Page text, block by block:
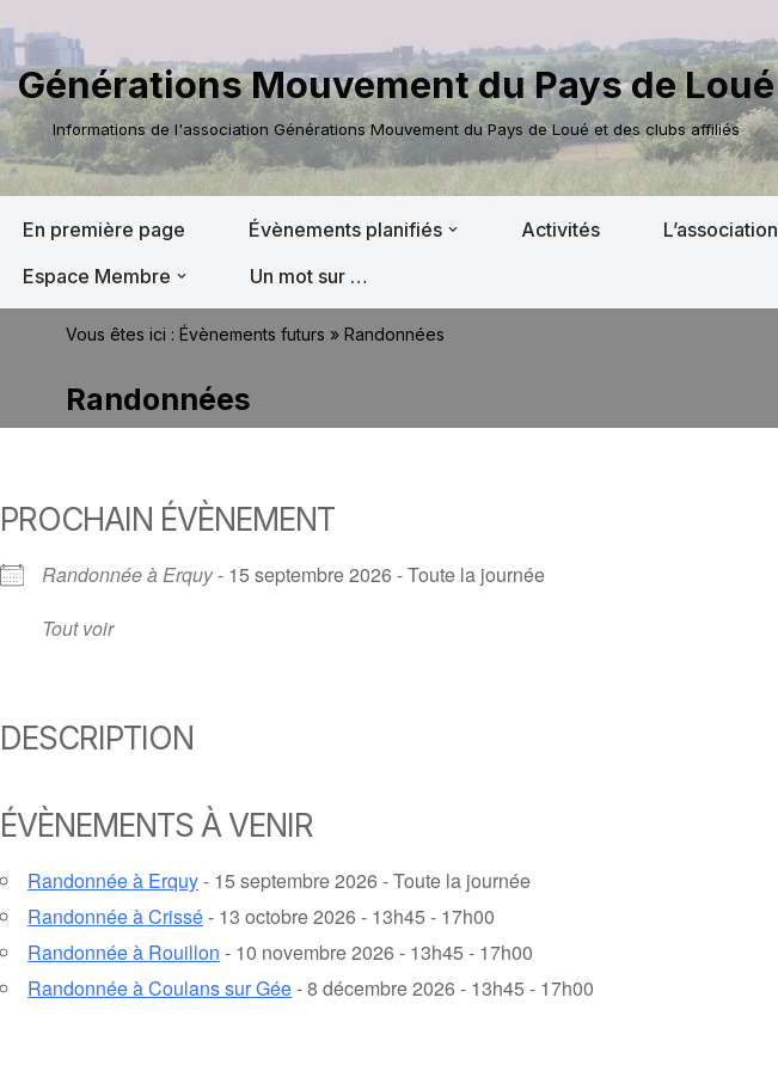
Aller
au
contenu
Générations Mouvement du Pays de Loué
Informations de l'association Générations Mouvement du Pays de Loué et des clubs affiliés
En première page Évènements planifiés Activités L’association
Espace Membre
Un mot sur …
Vous êtes ici : Évènements futurs » Randonnées
Randonnées
PROCHAIN ÉVÈNEMENT
Randonnée à Erquy- 15 septembre 2026 - Toute la journée
Tout voir
DESCRIPTION
ÉVÈNEMENTS À VENIR
Randonnée à Erquy- 15 septembre 2026 - Toute la journée
Randonnée à Crissé- 13 octobre 2026 - 13h45 - 17h00
Randonnée à Rouillon - 10 novembre 2026 - 13h45 - 17h00
Randonnée à Coulans sur Gée- 8 décembre 2026 - 13h45 - 17h00